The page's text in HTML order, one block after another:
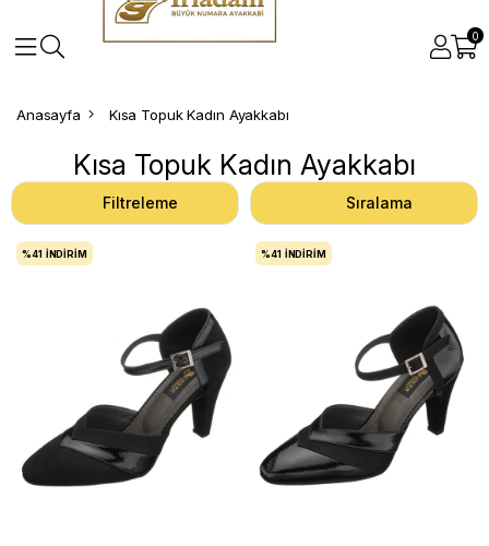
0
Anasayfa Kısa Topuk Kadın Ayakkabı
Kısa Topuk Kadın Ayakkabı
Filtreleme Sıralama
%41 İNDIRIM %41 İNDIRIM